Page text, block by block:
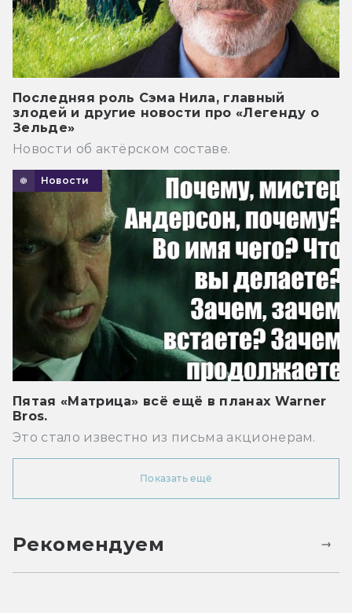
Последняя роль Сэма Нила, главный
злодей и другие новости про «Легенду о
Зельде»
Новости об актёрском составе.
Новости
Пятая «Матрица» всё ещё в планах Warner
Bros.
Это стало известно из письма акционерам.
Показать ещё
Рекомендуем